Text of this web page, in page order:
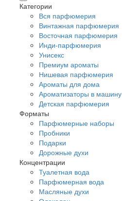
Категории
Вся парфюмерия
Винтажная парфюмерия
Восточная парфюмерия
Инди-парфюмерия
Унисекс
Премиум ароматы
Нишевая парфюмерия
Ароматы для дома
Ароматизаторы в машину
Детская парфюмерия
Форматы
Парфюмерные наборы
Пробники
Подарки
Дорожные духи
Концентрации
Туалетная вода
Парфюмерная вода
Масляные духи